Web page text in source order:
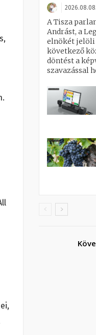
2026.08.08.
A Tisza
Andrást, a
elnökét jelöli
következő
döntést a
szavazással